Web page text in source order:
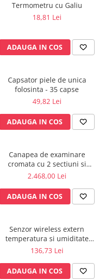
Termometru cu Galiu
18,81 Lei
ADAUGA IN COS
Capsator piele de unica
folosinta - 35 capse
49,82 Lei
ADAUGA IN COS
Canapea de examinare
cromata cu 2 sectiuni si
suport rola inclus
2.468,00 Lei
ADAUGA IN COS
Senzor wireless extern
temperatura si umiditate
pentru KLIMALOGG PRO -
136,73 Lei
ADAUGA IN COS